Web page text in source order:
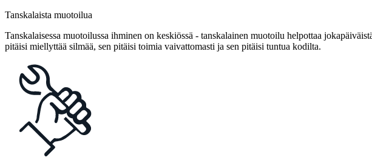
Tanskalaista muotoilua
Tanskalaisessa muotoilussa ihminen on keskiössä - tanskalainen muotoilu helpottaa
pitäisi miellyttää silmää, sen pitäisi toimia vaivattomasti ja sen pitäisi tuntua kodilta.